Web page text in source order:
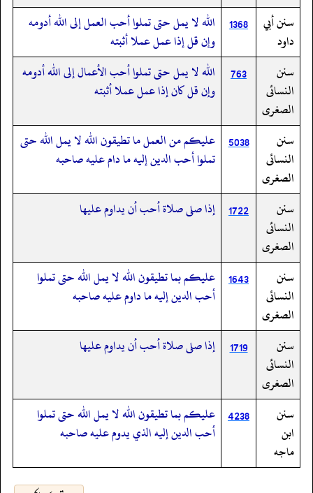
سنن أبي
داود
1368
الله لا يمل حتى تملوا أحب العمل إلى الله أدومه
وإن قل إذا عمل عملا أثبته
سنن
النسائى
الصغرى
763
الله لا يمل حتى تملوا أحب الأعمال إلى الله أدومه
وإن قل كان إذا عمل عملا أثبته
سنن
النسائى
الصغرى
5038 عليكم من العمل ما تطيقون الله لا يمل الله حتى
تملوا أحب الدين إليه ما دام عليه صاحبه
سنن
النسائى
الصغرى
1722 إذا صلى صلاة أحب أن يداوم عليها
سنن
النسائى
الصغرى
1643 عليكم بما تطيقون الله لا يمل الله حتى تملوا
أحب الدين إليه ما داوم عليه صاحبه
سنن
النسائى
الصغرى
1719 إذا صلى صلاة أحب أن يداوم عليها
سنن
ابن
ماجه
4238 عليكم بما تطيقون الله لا يمل الله حتى تملوا
أحب الدين إليه الذي يدوم عليه صاحبه